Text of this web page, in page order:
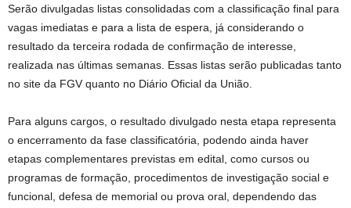
Serão divulgadas listas consolidadas com a classificação final para
vagas imediatas e para a lista de espera, já considerando o
resultado da terceira rodada de confirmação de interesse,
realizada nas últimas semanas. Essas listas serão publicadas tanto
no site da FGV quanto no Diário Oficial da União.
Para alguns cargos, o resultado divulgado nesta etapa representa
o encerramento da fase classificatória, podendo ainda haver
etapas complementares previstas em edital, como cursos ou
programas de formação, procedimentos de investigação social e
funcional, defesa de memorial ou prova oral, dependendo das